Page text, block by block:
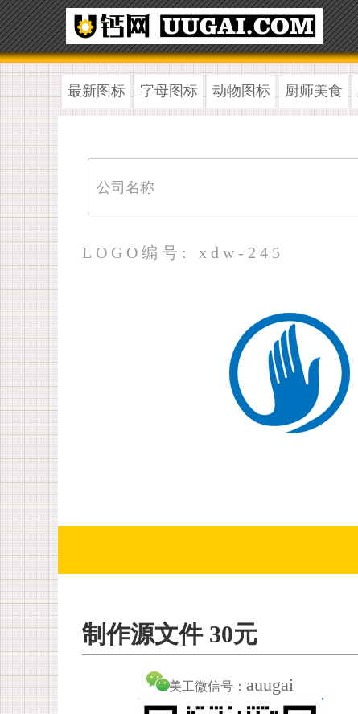
最新图标 字母图标 动物图标 厨师美食
LOGO编号: xdw-245
制作源文件 30元
美工微信号： auugai